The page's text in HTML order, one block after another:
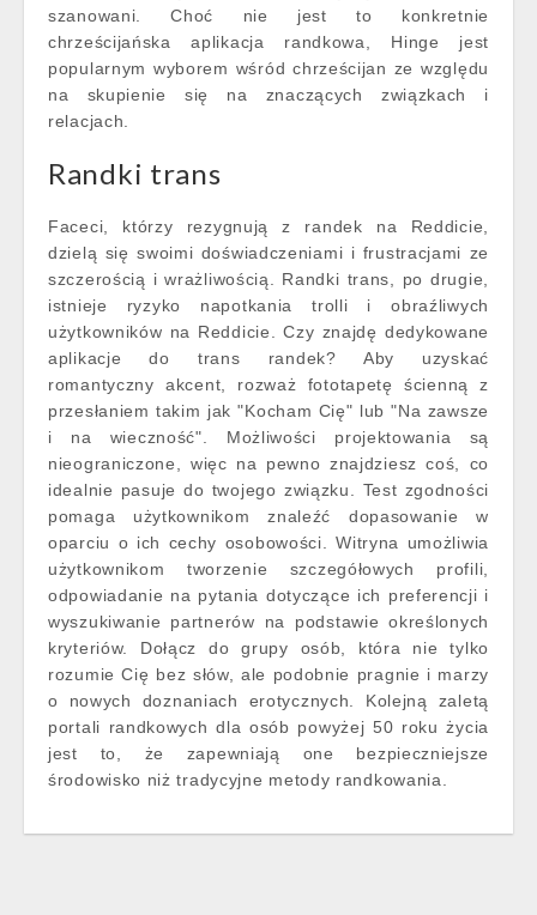
szanowani. Choć nie jest to konkretnie
chrześcijańska aplikacja randkowa, Hinge jest
popularnym wyborem wśród chrześcijan ze względu
na skupienie się na znaczących związkach i
relacjach.
Randki trans
Faceci, którzy rezygnują z randek na Reddicie,
dzielą się swoimi doświadczeniami i frustracjami ze
szczerością i wrażliwością. Randki trans, po drugie,
istnieje ryzyko napotkania trolli i obraźliwych
użytkowników na Reddicie. Czy znajdę dedykowane
aplikacje do trans randek? Aby uzyskać
romantyczny akcent, rozważ fototapetę ścienną z
przesłaniem takim jak "Kocham Cię" lub "Na zawsze
i na wieczność". Możliwości projektowania są
nieograniczone, więc na pewno znajdziesz coś, co
idealnie pasuje do twojego związku. Test zgodności
pomaga użytkownikom znaleźć dopasowanie w
oparciu o ich cechy osobowości. Witryna umożliwia
użytkownikom tworzenie szczegółowych profili,
odpowiadanie na pytania dotyczące ich preferencji i
wyszukiwanie partnerów na podstawie określonych
kryteriów. Dołącz do grupy osób, która nie tylko
rozumie Cię bez słów, ale podobnie pragnie i marzy
o nowych doznaniach erotycznych. Kolejną zaletą
portali randkowych dla osób powyżej 50 roku życia
jest to, że zapewniają one bezpieczniejsze
środowisko niż tradycyjne metody randkowania.